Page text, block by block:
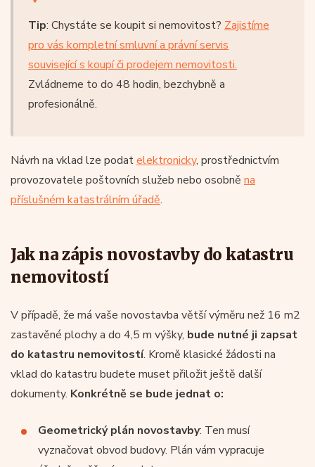
Tip: Chystáte se koupit si nemovitost? Zajistíme
pro vás kompletní smluvní a právní servis
související s koupí či prodejem nemovitosti.
Zvládneme to do 48 hodin, bezchybně a
profesionálně.
Návrh na vklad lze podatelektronicky, prostřednictvím
provozovatele poštovních služeb nebo osobně na
příslušném katastrálním úřadě.
Jak na zápis novostavby do katastru
nemovitostí
V případě, že má vaše novostavba větší výměru než 16 m2
zastavěné plochy a do 4,5 m výšky, bude nutné ji zapsat
do katastru nemovitostí. Kromě klasické žádosti na
vklad do katastru budete muset přiložit ještě další
dokumenty. Konkrétně se bude jednat o:
Geometrický plán novostavby: Ten musí
vyznačovat obvod budovy. Plán vám vypracuje